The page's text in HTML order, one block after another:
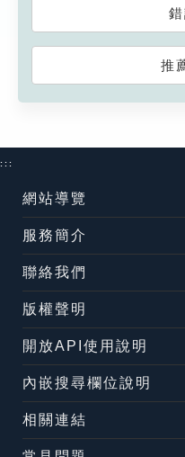
推
:::
網站導覽
服務簡介
聯絡我們
版權聲明
開放API使用說明
內嵌搜尋欄位說明
相關連結